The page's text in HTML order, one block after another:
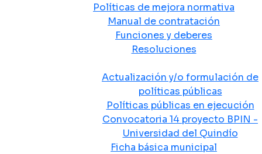
Políticas de mejora normativa
Manual de contratación
Funciones y deberes
Resoluciones
Actualización y/o formulación de
políticas públicas
Políticas públicas en ejecución
Convocatoria 14 proyecto BPIN -
Universidad del Quindío
Ficha básica municipal